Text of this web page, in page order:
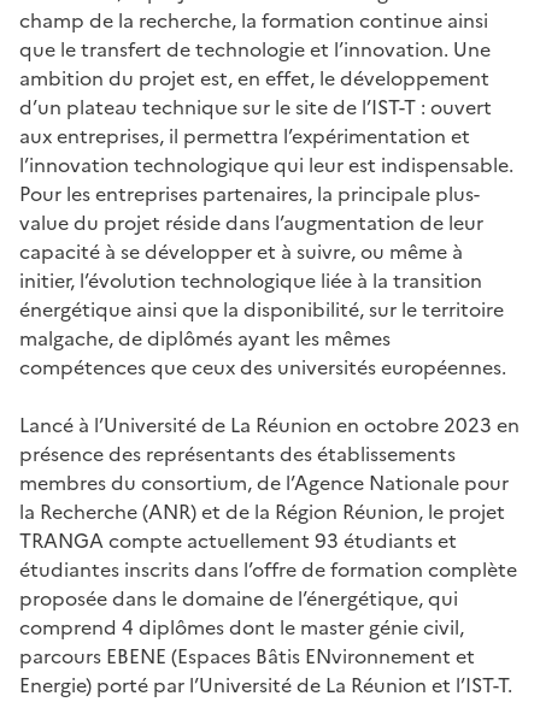
champ de la recherche, la formation continue ainsi
que le transfert de technologie et l’innovation. Une
ambition du projet est, en effet, le développement
d’un plateau technique sur le site de l’IST-T : ouvert
aux entreprises, il permettra l’expérimentation et
l’innovation technologique qui leur est indispensable.
Pour les entreprises partenaires, la principale plus-
value du projet réside dans l’augmentation de leur
capacité à se développer et à suivre, ou même à
initier, l’évolution technologique liée à la transition
énergétique ainsi que la disponibilité, sur le territoire
malgache, de diplômés ayant les mêmes
compétences que ceux des universités européennes.
Lancé à l’Université de La Réunion en octobre 2023 en
présence des représentants des établissements
membres du consortium, de l’Agence Nationale pour
la Recherche (ANR) et de la Région Réunion, le projet
TRANGA compte actuellement 93 étudiants et
étudiantes inscrits dans l’offre de formation complète
proposée dans le domaine de l’énergétique, qui
comprend 4 diplômes dont le master génie civil,
parcours EBENE (Espaces Bâtis ENvironnement et
Energie) porté par l’Université de La Réunion et l’IST-T.